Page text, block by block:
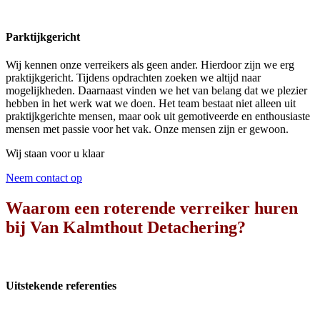
Parktijkgericht
Wij kennen onze verreikers als geen ander. Hierdoor zijn we erg
praktijkgericht. Tijdens opdrachten zoeken we altijd naar
mogelijkheden. Daarnaast vinden we het van belang dat we plezier
hebben in het werk wat we doen. Het team bestaat niet alleen uit
praktijkgerichte mensen, maar ook uit gemotiveerde en enthousiaste
mensen met passie voor het vak. Onze mensen zijn er gewoon.
Wij staan voor u klaar
Neem contact op
Waarom een roterende verreiker huren
bij Van Kalmthout Detachering?
Uitstekende referenties